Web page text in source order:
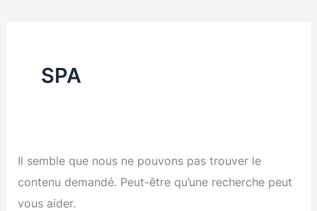
SPA
Il semble que nous ne pouvons pas trouver le
contenu demandé. Peut-être qu’une recherche peut
vous aider.